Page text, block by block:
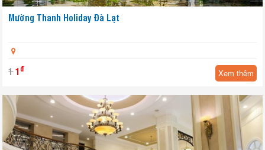
Mường Thanh Holiday Đà Lạt
11 đ Xem thêm